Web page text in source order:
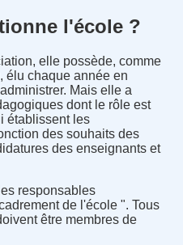
l'école ?
elle possède, comme
élu chaque année en
Mais elle a
dont le rôle est
établissent les
des souhaits des
des enseignants et
responsables
de l'école ". Tous
être membres de